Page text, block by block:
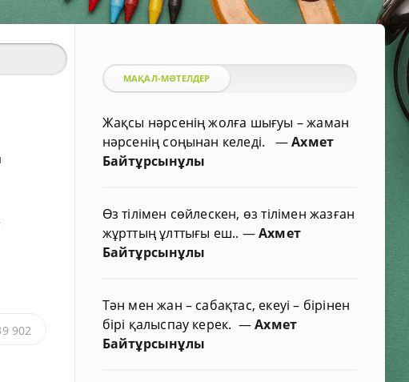
902
МАҚАЛ-МӘТЕЛДЕР
Жақсы нәрсенің жолға шығуы – жаман
нәрсенің соңынан келеді. —Ахмет
Байтұрсынұлы
Өз тілімен сөйлескен, өз тілімен жазған
жұрттың ұлттығы еш.. —Ахмет
Байтұрсынұлы
Тән мен жан – сабақтас, екеуі – бірінен
бірі қалыспау керек. —Ахмет
Байтұрсынұлы